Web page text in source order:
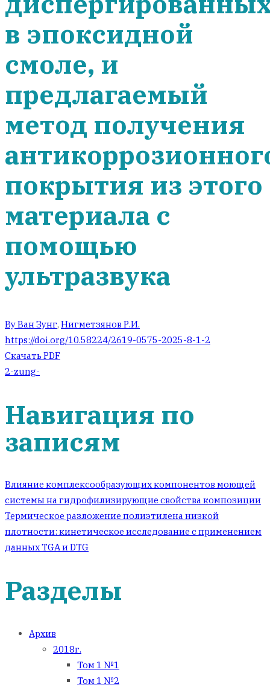
в эпоксидной
смоле, и
предлагаемый
метод получения
покрытия из этого
материала с
помощью
ультразвука
Ву Ван Зунг, Нигметзянов Р.И.
https://doi.org/10.58224/2619-0575-2025-8-1-2
Скачать PDF
2-zung-
Навигация по
записям
Влияние комплексообразующих компонентов моющей
системы на гидрофилизирующие свойства композиции
Термическое разложение полиэтилена низкой
плотности: кинетическое исследование с применением
данных TGA и DTG
Разделы
Архив
2018г.
Том 1 №1
Том 1 №2